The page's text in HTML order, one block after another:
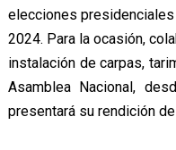
elecciones
2024. Para la ocasión,
instalación de carpas,
Asamblea Nacional,
presentará su rendición